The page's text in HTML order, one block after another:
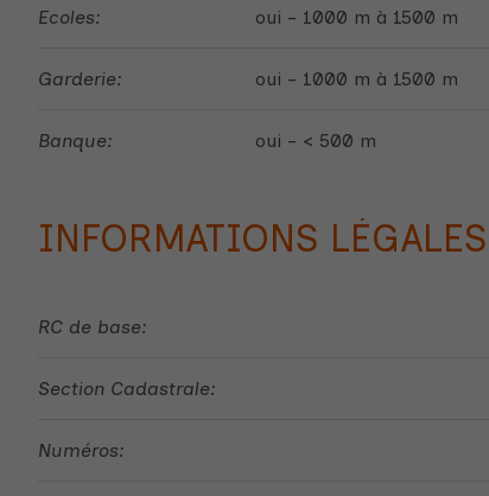
Ecoles: oui - 1000 m à 1500 m
Garderie: oui - 1000 m à 1500 m
Banque: oui - < 500 m
INFORMATIONS LÉGALES
RC de base:
Section Cadastrale:
Numéros: